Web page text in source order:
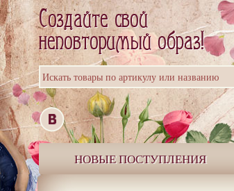
Искать товары по артикулу или названию
НОВЫЕ ПОСТУПЛЕНИЯ